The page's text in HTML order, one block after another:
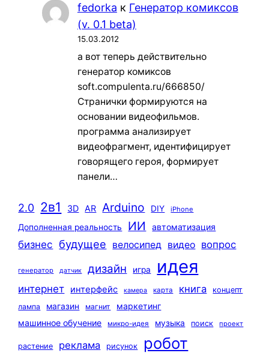
fedorka к Генератор комиксов
(v. 0.1 beta)
15.03.2012
а вот теперь действительно
генератор комиксов
soft.compulenta.ru/666850/
Странички формируются на
основании видеофильмов.
программа анализирует
видеофрагмент, идентифицирует
говорящего героя, формирует
панели…
2.0 2в1 3D AR Arduino DIY iPhone
Дополненная реальность ИИ автоматизация
бизнес будущее велосипед видео вопрос
генератор датчик дизайн игра идея
интернет интерфейс камера карта книга
концепт
лампа
магазин магнит
маркетинг
машинное обучение
микро-идея музыка поиск проект
растение реклама рисунок робот